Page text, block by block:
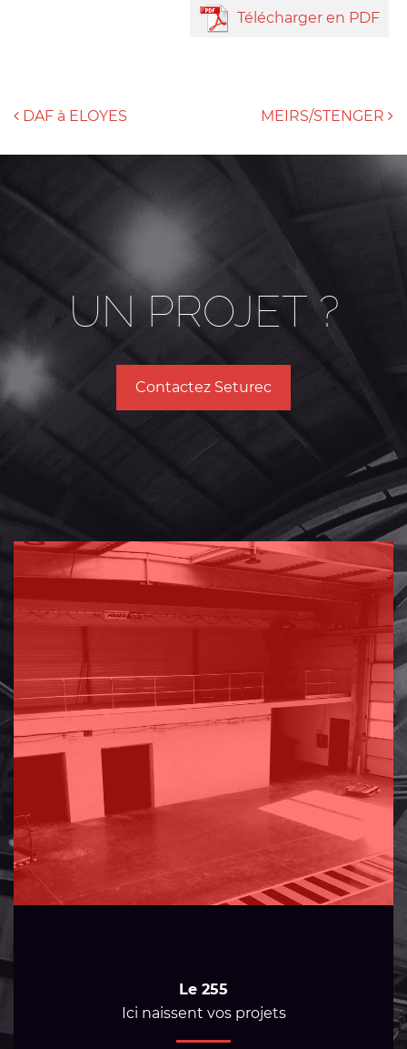
Télécharger en PDF
NAVIGATION DES ARTICLES
DAF à ELOYES MEIRS/STENGER
UN PROJET ?
Contactez Seturec
Le 255
Ici naissent vos projets